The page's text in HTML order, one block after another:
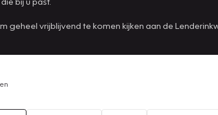
geheel vrijblijvend te komen kijken aan de